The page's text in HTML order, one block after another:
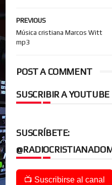
PREVIOUS
Música cristiana Marcos Witt
mp3
POST A COMMENT
SUSCRIBIR A YOUTUBE
SUSCRÍBETE:
📺 Suscribirse al canal